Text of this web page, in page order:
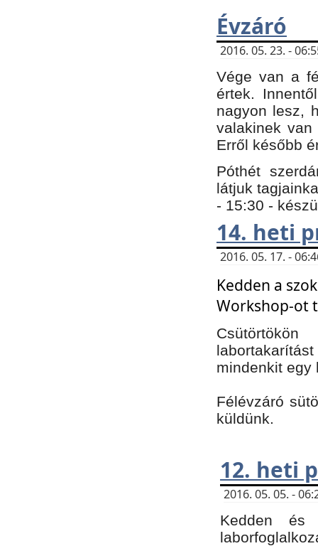
Évzáró
2016. 05. 23. -
Vége van a
értek.
nagyon lesz,
valakinek
Erről később
Póthét
látjuk
- 15:30 -
14. heti
2016. 05. 17. -
Kedden a
Workshop-ot
mindenkit
Félévzáró
küldünk.
12. heti
2016. 05. 05. -
Kedden és